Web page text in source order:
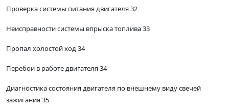
Проверка системы питания двигателя 32
Неисправности системы впрыска топлива 33
Пропал холостой ход 34
Перебои в работе двигателя 34
Диагностика состояния двигателя по внешнему виду свечей
зажигания 35